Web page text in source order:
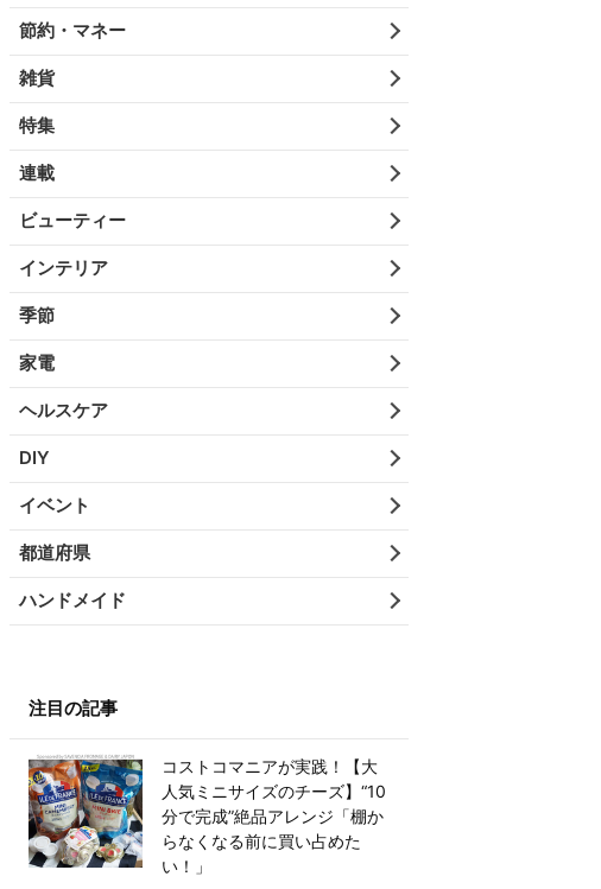
節約・マネー
雑貨
特集
連載
ビューティー
インテリア
季節
家電
ヘルスケア
DIY
イベント
都道府県
ハンドメイド
注目の記事
コストコマニアが実践！【大
人気ミニサイズのチーズ】“10
分で完成”絶品アレンジ「棚か
らなくなる前に買い占めた
い！」